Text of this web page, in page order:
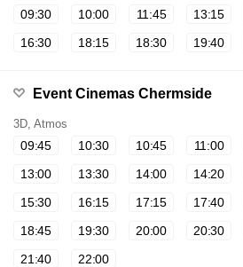
09:30 10:00 11:45 13:15
16:30
18:15 18:30 19:40
Event Cinemas Chermside
3D, Atmos
09:45 10:30 10:45 11:00
13:00
13:30 14:00 14:20
15:30
16:15 17:15 17:40
18:45
19:30 20:00 20:30
21:40
22:00